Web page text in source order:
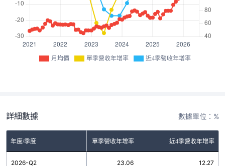
月均價 單季營收年增率 近4季營收年增率
詳細數據 數據單位：%
年度/季度 單季營收年增率 近4季營收年增率
2026-Q2 23.06 12.27